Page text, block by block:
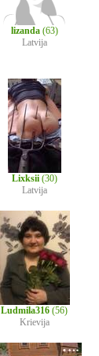
lizanda(63)
Latvija
Lixksii(30)
Latvija
Ludmila316 (56)
Krievija